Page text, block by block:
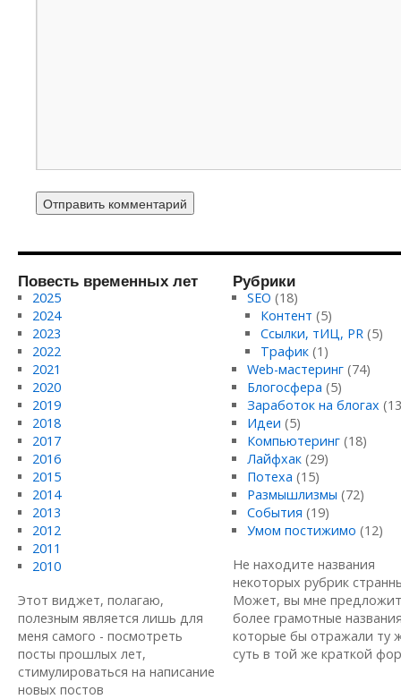
Повесть временных лет
2025
2024
2023
2022
2021
2020
2019
2018
2017
2016
2015
2014
2013
2012
2011
2010
Этот виджет, полагаю,
полезным является лишь для
меня самого - посмотреть
посты прошлых лет,
стимулироваться на написание
новых постов
Рубрики
SEO (18)
Контент (5)
Ссылки, тИЦ, PR (5)
Трафик (1)
Web-мастеринг(74)
Блогосфера (5)
Заработок на блогах
Идеи (5)
Компьютеринг(18)
Лайфхак(29)
Потеха (15)
Размышлизмы (72)
События (19)
Умом постижимо (12)
Не находите названия
некоторых рубрик
Может, вы мне
более грамотные
которые бы отражали ту
суть в той же краткой